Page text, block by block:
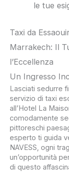
le tue
Taxi da
Marrakech: Il
l’Eccellenza
Un Ingresso
Lasciati sedurre
servizio di taxi
all’Hotel La
comodamente
pittoreschi
esperto ti guida
NAVESS, ogni
un’opportunità
di questo